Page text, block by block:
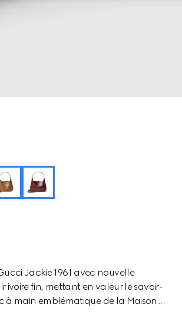
Jackie 1961 avec nouvelle
ivoire fin, mettant en valeur le savoir-
à main emblématique de la Maison.